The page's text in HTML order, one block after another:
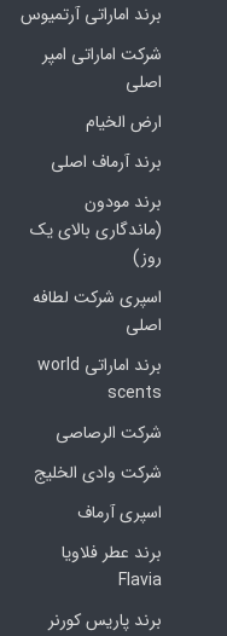
برند اماراتی آرتمیوس
شرکت اماراتی امپر
اصلی
ارض الخیام
برند آرماف اصلی
برند مودون
(ماندگاری بالای یک
روز)
اسپری شرکت لطافه
اصلی
برند اماراتی world
scents
شرکت الرصاصی
شرکت وادی الخلیج
اسپری آرماف
برند عطر فلاویا
Flavia
برند پاریس کورنر